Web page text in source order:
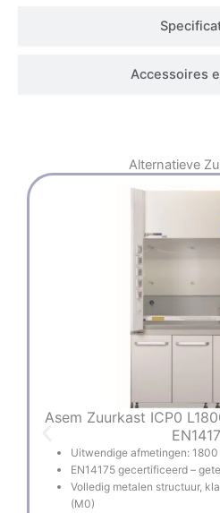
Accessoires
Alternatieve
Asem Zuurkast ICP0
Uitwendige afmetingen:
EN14175 gecertificeerd –
Volledig metalen structuur,
(M0)